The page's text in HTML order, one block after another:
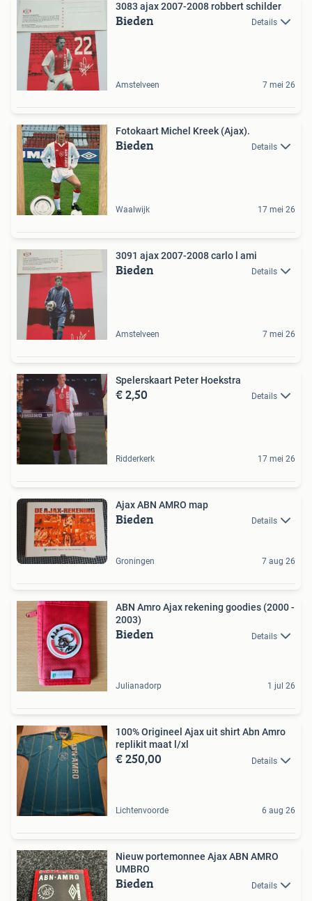
3083 ajax 2007-2008 robbert schilder
Bieden Details
Amstelveen 7 mei 26
Fotokaart Michel Kreek (Ajax).
Bieden Details
Waalwijk 17 mei 26
3091 ajax 2007-2008 carlo l ami
Bieden Details
Amstelveen 7 mei 26
Spelerskaart Peter Hoekstra
€ 2,50 Details
Ridderkerk 17 mei 26
Ajax ABN AMRO map
Bieden Details
Groningen 7 aug 26
ABN Amro Ajax rekening goodies (2000 -
2003)
Bieden Details
Julianadorp 1 jul 26
100% Origineel Ajax uit shirt Abn Amro
replikit maat l/xl
€ 250,00 Details
Lichtenvoorde 6 aug 26
Nieuw portemonnee Ajax ABN AMRO
UMBRO
Bieden Details